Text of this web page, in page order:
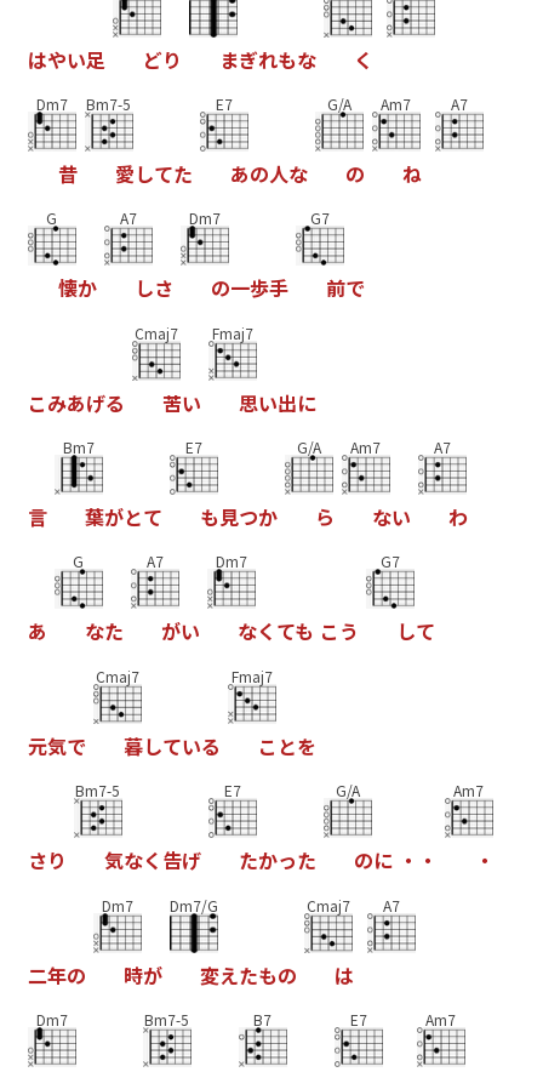
はやい足 どり まぎれもな く
Dm7
昔
Bm7-5
愛してた
E7
あの人な
G/A
の
Am7
ね
A7
G
懐か
A7
しさ
Dm7
の一歩手
G7
前で
こみあげる
Cmaj7
苦い
Fmaj7
思い出に
言
Bm7
葉がとて
E7
も見つか
G/A
ら
Am7
ない
A7
わ
あ
G
なた
A7
がい
Dm7
なく ても こ う
G7
して
元気で
Cmaj7
暮している
Fmaj7
こ とを
さり
Bm7-5
気なく 告げ
E7
たかった
G/A
のに ・ ・
Am7
・
二年の
Dm7
時が
Dm7/G
変えたもの
Cmaj7
は
A7
Dm7 Bm7-5 B7 E7 Am7